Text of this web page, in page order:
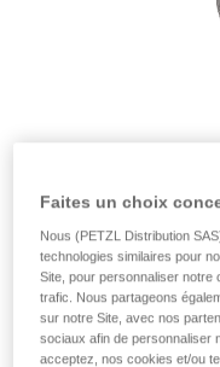
Poulie de dépannage
Légère et compacte, la
Faites un choix
Nous (PETZL Distribution
technologies similaires pour
Site, pour personnaliser notre
trafic. Nous partageons
sur notre Site, avec nos
sociaux afin de personnaliser
acceptez, nos cookies et/ou